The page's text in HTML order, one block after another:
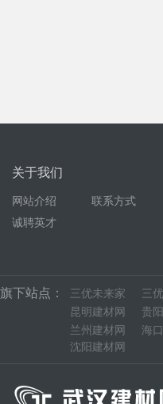
关于我们
网站介绍
联系方式
诚聘英才
旗下站点： 三优未来家 三
昆明建材网
贵
兰州建材网
海
沈阳建材网